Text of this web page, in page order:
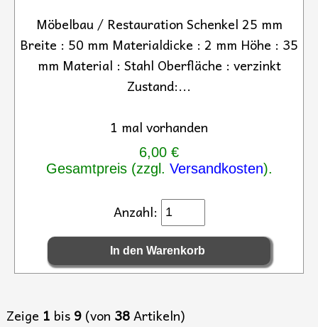
Möbelbau / Restauration Schenkel 25 mm
Breite : 50 mm Materialdicke : 2 mm Höhe : 35
mm Material : Stahl Oberfläche : verzinkt
Zustand:...
1 mal vorhanden
6,00 €
Gesamtpreis (zzgl. Versandkosten).
Anzahl:
Zeige 1 bis 9 (von 38Artikeln)